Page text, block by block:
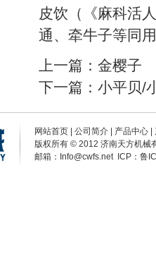
皮饮（《麻科活
通、牵牛子等同用
上一篇： 金樱子
下一篇： 小平贝/
网站首页 公司简介 产品中心
版权所有 © 2012 济南天方机械
邮箱：Info@cwfs.net ICP： 鲁